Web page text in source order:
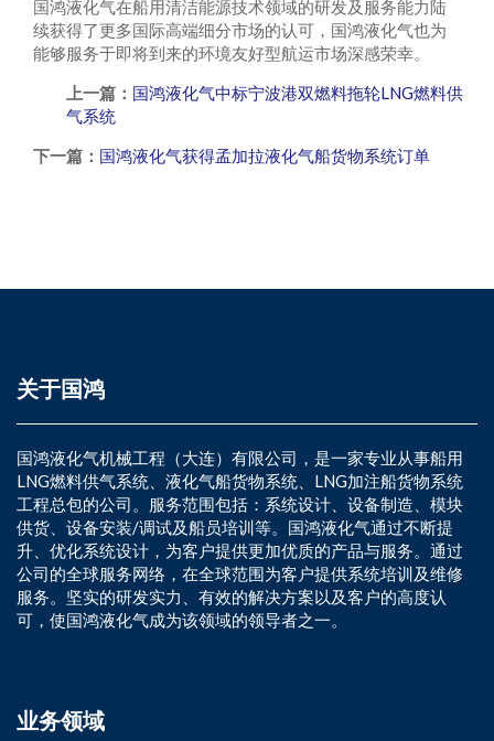
国鸿液化气在船用清洁能源技术领域的研发及服务能力陆
续获得了更多国际高端细分市场的认可，国鸿液化气也为
能够服务于即将到来的环境友好型航运市场深感荣幸。
上一篇： 国鸿液化气中标宁波港双燃料拖轮LNG燃料供
气系统
下一篇： 国鸿液化气获得孟加拉液化气船货物系统订单
关于国鸿
国鸿液化气机械工程（大连）有限公司，是一家专业从事船用
LNG燃料供气系统、液化气船货物系统、LNG加注船货物系统
工程总包的公司。服务范围包括：系统设计、设备制造、模块
供货、设备安装/调试及船员培训等。国鸿液化气通过不断提
升、优化系统设计，为客户提供更加优质的产品与服务。通过
公司的全球服务网络，在全球范围为客户提供系统培训及维修
服务。坚实的研发实力、有效的解决方案以及客户的高度认
可，使国鸿液化气成为该领域的领导者之一。
业务领域